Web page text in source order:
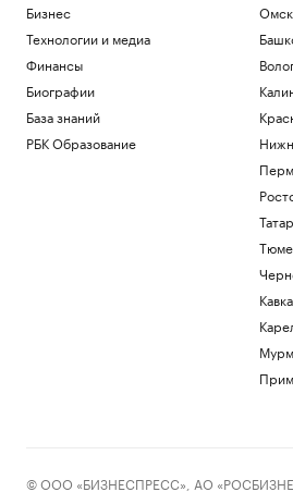
Бизнес
Технологии и медиа
Финансы
Биографии
База знаний
РБК Образование
Омск
© ООО «БИЗНЕСПРЕСС», АО